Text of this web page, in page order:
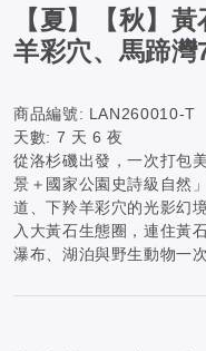
【夏】【秋】
羊彩穴、馬蹄灣
商品編號: LAN260010-T
天數: 7 天 6 夜
從洛杉磯出發，一次打包
景＋國家公園史詩級自然
道、下羚羊彩穴的光影幻
入大黃石生態圈，連住黃
瀑布、湖泊與野生動物一次